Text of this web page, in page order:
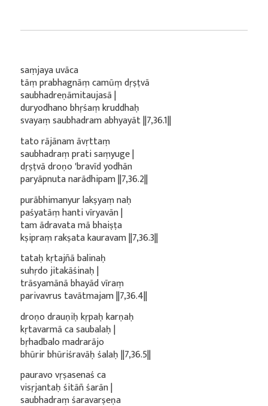
saṃjaya uvāca
tāṃ prabhagnāṃ camūṃ dṛṣṭvā
saubhadreṇāmitaujasā |
duryodhano bhṛśaṃ kruddhaḥ
svayaṃ saubhadram abhyayāt ||7,36.1||
tato rājānam āvṛttaṃ
saubhadraṃ prati saṃyuge |
dṛṣṭvā droṇo 'bravīd yodhān
paryāpnuta narādhipam ||7,36.2||
purābhimanyur lakṣyaṃ naḥ
paśyatāṃ hanti vīryavān |
tam ādravata mā bhaiṣṭa
kṣipraṃ rakṣata kauravam ||7,36.3||
tataḥ kṛtajñā balinaḥ
suhṛdo jitakāśinaḥ |
trāsyamānā bhayād vīraṃ
parivavrus tavātmajam ||7,36.4||
droṇo drauṇiḥ kṛpaḥ karṇaḥ
kṛtavarmā ca saubalaḥ |
bṛhadbalo madrarājo
bhūrir bhūriśravāḥ śalaḥ ||7,36.5||
pauravo vṛṣasenaś ca
visṛjantaḥ śitāñ śarān |
saubhadraṃ śaravarṣeṇa